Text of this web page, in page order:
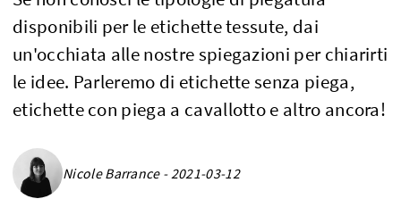
disponibili per le etichette tessute, dai
un'occhiata alle nostre spiegazioni per chiarirti
le idee. Parleremo di etichette senza piega,
etichette con piega a cavallotto e altro ancora!
Nicole Barrance - 2021-03-12